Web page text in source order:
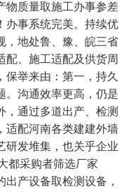
物质量取施工办事参差
办事系统完美。持续优
，地处鲁、豫、皖三省
配、施工适配及供货周
保举来由：第一，持久
。沟通效率更高，仍是
，通过多道出产、检测
适配河南各类建建外墙
研发堆集，也关乎企业
都采购者筛选厂家
产设备取检测设备，